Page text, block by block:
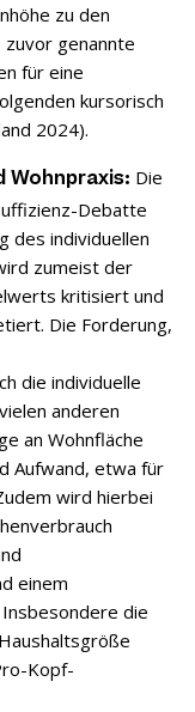
zu den
zuvor genannte
für eine
kursorisch
2024).
Wohnpraxis: Die
Debatte
des individuellen
zumeist der
kritisiert und
Die Forderung,
die individuelle
anderen
an Wohnfläche
Aufwand, etwa für
wird hierbei
einem
die
Kopf-